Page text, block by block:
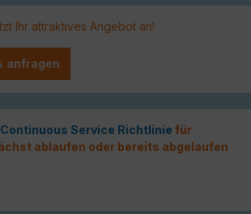
Ihr attraktives Angebot an!
anfragen
Service Richtlinie für
ablaufen oder bereits abgelaufen